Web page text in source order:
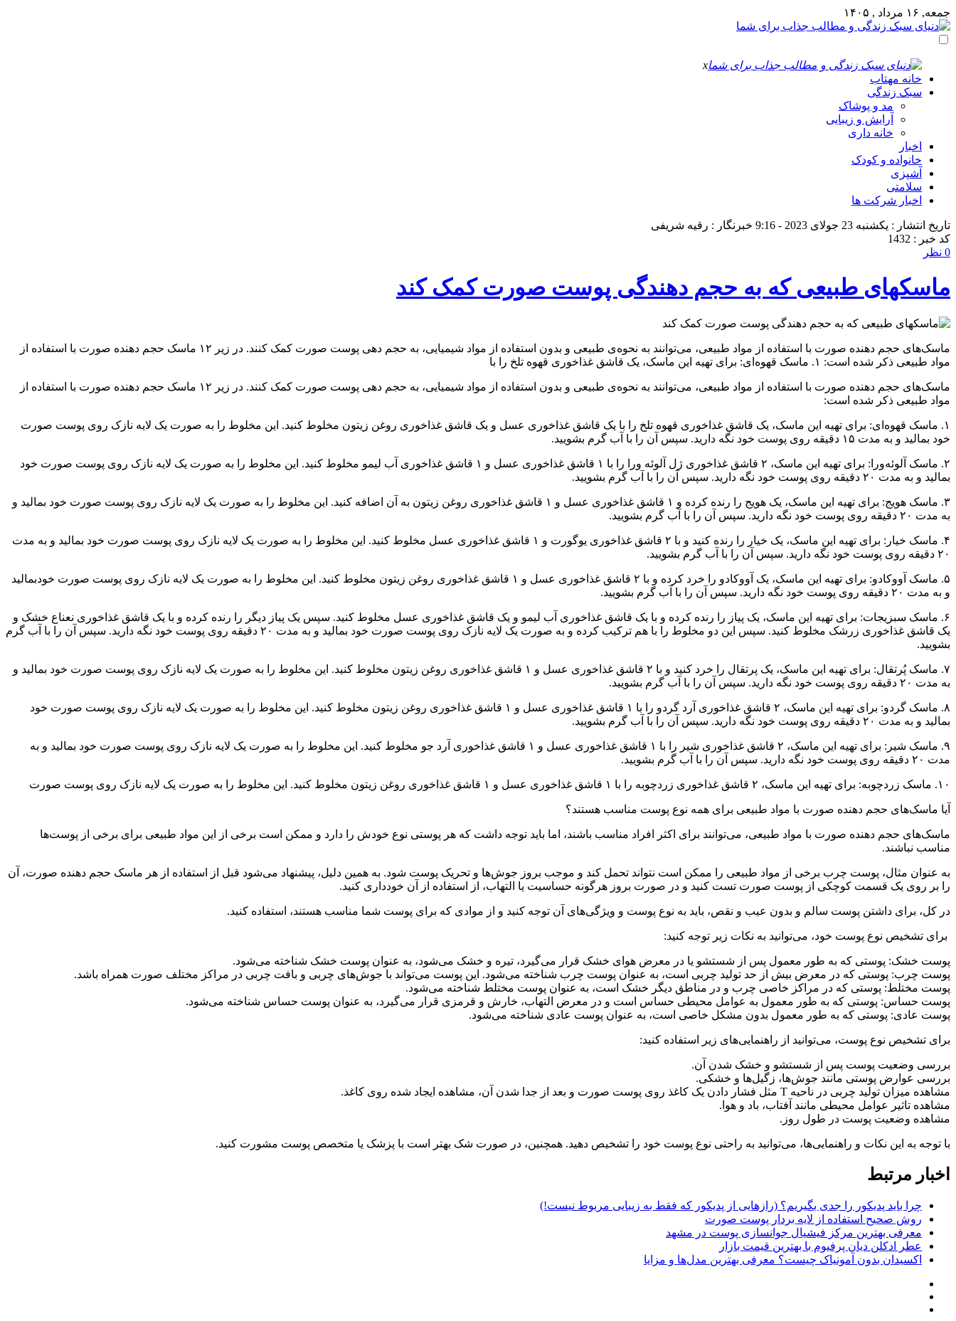
جمعه, ۱۶ مرداد , ۱۴۰۵
x
خانه مهتاب
سبک زندگی
مد و پوشاک
آرایش و زیبایی
خانه داری
اخبار
خانواده و کودک
آشپزی
سلامتی
اخبار شرکت ها
تاریخ انتشار : یکشنبه 23 جولای 2023 - 9:16
خبرنگار : رقیه شریفی
کد خبر : 1432
0 نظر
ماسکهای طبیعی که به حجم دهندگی پوست صورت کمک کند
ماسک‌های حجم دهنده صورت با استفاده از مواد طبیعی، می‌توانند به نحوه‌ی طبیعی و بدون استفاده از مواد شیمیایی، به حجم دهی پوست صورت کمک کنند. در زیر ۱۲ ماسک حجم دهنده صورت با استفاده از
مواد طبیعی ذکر شده است: ۱. ماسک قهوه‌ای: برای تهیه این ماسک، یک قاشق غذاخوری قهوه تلخ را با
ماسک‌های حجم دهنده صورت با استفاده از مواد طبیعی، می‌توانند به نحوه‌ی طبیعی و بدون استفاده از مواد شیمیایی، به حجم دهی پوست صورت کمک کنند. در زیر ۱۲ ماسک حجم دهنده صورت با استفاده از
مواد طبیعی ذکر شده است:
۱. ماسک قهوه‌ای: برای تهیه این ماسک، یک قاشق غذاخوری قهوه تلخ را با یک قاشق غذاخوری عسل و یک قاشق غذاخوری روغن زیتون مخلوط کنید. این مخلوط را به صورت یک لایه نازک روی پوست صورت
خود بمالید و به مدت ۱۵ دقیقه روی پوست خود نگه دارید. سپس آن را با آب گرم بشویید.
۲. ماسک آلوئه‌ورا: برای تهیه این ماسک، ۲ قاشق غذاخوری ژل آلوئه ورا را با ۱ قاشق غذاخوری عسل و ۱ قاشق غذاخوری آب لیمو مخلوط کنید. این مخلوط را به صورت یک لایه نازک روی پوست صورت خود
بمالید و به مدت ۲۰ دقیقه روی پوست خود نگه دارید. سپس آن را با آب گرم بشویید.
۳. ماسک هویج: برای تهیه این ماسک، یک هویج را رنده کرده و ۱ قاشق غذاخوری عسل و ۱ قاشق غذاخوری روغن زیتون به آن اضافه کنید. این مخلوط را به صورت یک لایه نازک روی پوست صورت خود بمالید و
به مدت ۲۰ دقیقه روی پوست خود نگه دارید. سپس آن را با آب گرم بشویید.
۴. ماسک خیار: برای تهیه این ماسک، یک خیار را رنده کنید و با ۲ قاشق غذاخوری یوگورت و ۱ قاشق غذاخوری عسل مخلوط کنید. این مخلوط را به صورت یک لایه نازک روی پوست صورت خود بمالید و به مدت
۲۰ دقیقه روی پوست خود نگه دارید. سپس آن را با آب گرم بشویید.
۵. ماسک آووکادو: برای تهیه این ماسک، یک آووکادو را خرد کرده و با ۲ قاشق غذاخوری عسل و ۱ قاشق غذاخوری روغن زیتون مخلوط کنید. این مخلوط را به صورت یک لایه نازک روی پوست صورت خودبمالید
و به مدت ۲۰ دقیقه روی پوست خود نگه دارید. سپس آن را با آب گرم بشویید.
۶. ماسک سبزیجات: برای تهیه این ماسک، یک پیاز را رنده کرده و با یک قاشق غذاخوری آب لیمو و یک قاشق غذاخوری عسل مخلوط کنید. سپس یک پیاز دیگر را رنده کرده و با یک قاشق غذاخوری نعناع خشک و
یک قاشق غذاخوری زرشک مخلوط کنید. سپس این دو مخلوط را با هم ترکیب کرده و به صورت یک لایه نازک روی پوست صورت خود بمالید و به مدت ۲۰ دقیقه روی پوست خود نگه دارید. سپس آن را با آب گرم
بشویید.
۷. ماسک پُرتقال: برای تهیه این ماسک، یک پرتقال را خرد کنید و با ۲ قاشق غذاخوری عسل و ۱ قاشق غذاخوری روغن زیتون مخلوط کنید. این مخلوط را به صورت یک لایه نازک روی پوست صورت خود بمالید و
به مدت ۲۰ دقیقه روی پوست خود نگه دارید. سپس آن را با آب گرم بشویید.
۸. ماسک گردو: برای تهیه این ماسک، ۲ قاشق غذاخوری آرد گردو را با ۱ قاشق غذاخوری عسل و ۱ قاشق غذاخوری روغن زیتون مخلوط کنید. این مخلوط را به صورت یک لایه نازک روی پوست صورت خود
بمالید و به مدت ۲۰ دقیقه روی پوست خود نگه دارید. سپس آن را با آب گرم بشویید.
۹. ماسک شیر: برای تهیه این ماسک، ۲ قاشق غذاخوری شیر را با ۱ قاشق غذاخوری عسل و ۱ قاشق غذاخوری آرد جو مخلوط کنید. این مخلوط را به صورت یک لایه نازک روی پوست صورت خود بمالید و به
مدت ۲۰ دقیقه روی پوست خود نگه دارید. سپس آن را با آب گرم بشویید.
۱۰. ماسک زردچوبه: برای تهیه این ماسک، ۲ قاشق غذاخوری زردچوبه را با ۱ قاشق غذاخوری عسل و ۱ قاشق غذاخوری روغن زیتون مخلوط کنید. این مخلوط را به صورت یک لایه نازک روی پوست صورت
آیا ماسک‌های حجم دهنده صورت با مواد طبیعی برای همه نوع پوست مناسب هستند؟
ماسک‌های حجم دهنده صورت با مواد طبیعی، می‌توانند برای اکثر افراد مناسب باشند، اما باید توجه داشت که هر پوستی نوع خودش را دارد و ممکن است برخی از این مواد طبیعی برای برخی از پوست‌ها
مناسب نباشند.
به عنوان مثال، پوست چرب برخی از مواد طبیعی را ممکن است نتواند تحمل کند و موجب بروز جوش‌ها و تحریک پوست شود. به همین دلیل، پیشنهاد می‌شود قبل از استفاده از هر ماسک حجم دهنده صورت، آن
را بر روی یک قسمت کوچکی از پوست صورت تست کنید و در صورت بروز هرگونه حساسیت یا التهاب، از استفاده از آن خودداری کنید.
در کل، برای داشتن پوست سالم و بدون عیب و نقص، باید به نوع پوست و ویژگی‌های آن توجه کنید و از موادی که برای پوست شما مناسب هستند، استفاده کنید.
برای تشخیص نوع پوست خود، می‌توانید به نکات زیر توجه کنید:
پوست خشک: پوستی که به طور معمول پس از شستشو یا در معرض هوای خشک قرار می‌گیرد، تیره و خشک می‌شود، به عنوان پوست خشک شناخته می‌شود.
پوست چرب: پوستی که در معرض بیش از حد تولید چربی است، به عنوان پوست چرب شناخته می‌شود. این پوست می‌تواند با جوش‌های چربی و بافت چربی در مراکز مختلف صورت همراه باشد.
پوست مختلط: پوستی که در مراکز خاصی چرب و در مناطق دیگر خشک است، به عنوان پوست مختلط شناخته می‌شود.
پوست حساس: پوستی که به طور معمول به عوامل محیطی حساس است و در معرض التهاب، خارش و قرمزی قرار می‌گیرد، به عنوان پوست حساس شناخته می‌شود.
پوست عادی: پوستی که به طور معمول بدون مشکل خاصی است، به عنوان پوست عادی شناخته می‌شود.
برای تشخیص نوع پوست، می‌توانید از راهنمایی‌های زیر استفاده کنید:
بررسی وضعیت پوست پس از شستشو و خشک شدن آن.
بررسی عوارض پوستی مانند جوش‌ها، زگیل‌ها و خشکی.
مشاهده میزان تولید چربی در ناحیه T مثل فشار دادن یک کاغذ روی پوست صورت و بعد از جدا شدن آن، مشاهده ایجاد شده روی کاغذ.
مشاهده تاثیر عوامل محیطی مانند آفتاب، باد و هوا.
مشاهده وضعیت پوست در طول روز.
با توجه به این نکات و راهنمایی‌ها، می‌توانید به راحتی نوع پوست خود را تشخیص دهید. همچنین، در صورت شک بهتر است با پزشک یا متخصص پوست مشورت کنید.
اخبار مرتبط
چرا باید پدیکور را جدی بگیریم؟ (رازهایی از پدیکور که فقط به زیبایی مربوط نیست!)
روش صحیح استفاده از لایه بردار پوست صورت
معرفی بهترین مرکز فیشیال جوانسازی پوست در مشهد
عطر ادکلن دیان پرفیوم با بهترین قیمت بازار
اکسیدان بدون آمونیاک چیست؟ معرفی بهترین مدل‌ها و مزایا